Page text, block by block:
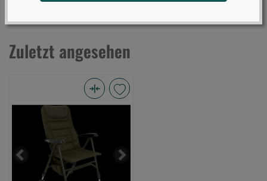
Zuletzt angesehen
Revolve
Armchair
(BildPrevious Next